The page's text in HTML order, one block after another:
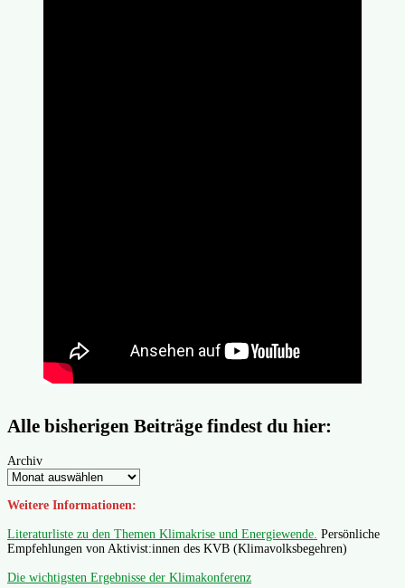
Alle bisherigen Beiträge findest du hier:
Archiv
Weitere Informationen:
Literaturliste zu den Themen Klimakrise und Energiewende. Persönliche
Empfehlungen von Aktivist:innen des KVB (Klimavolksbegehren)
Die wichtigsten Ergebnisse der Klimakonferenz